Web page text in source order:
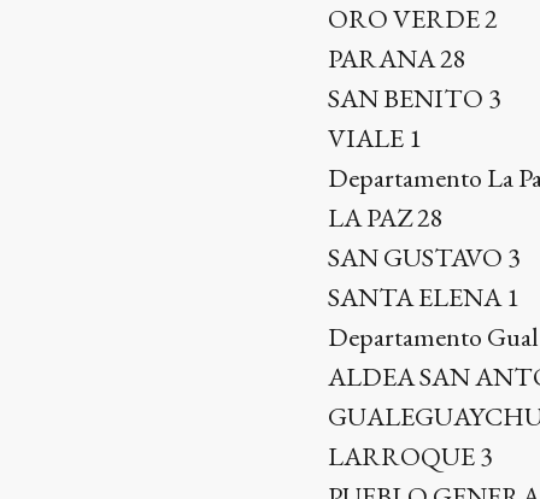
ORO VERDE 2
PARANA 28
SAN BENITO 3
VIALE 1
Departamento La
LA PAZ 28
SAN GUSTAVO 3
SANTA ELENA 1
Departamento
ALDEA SAN
LARROQUE 3